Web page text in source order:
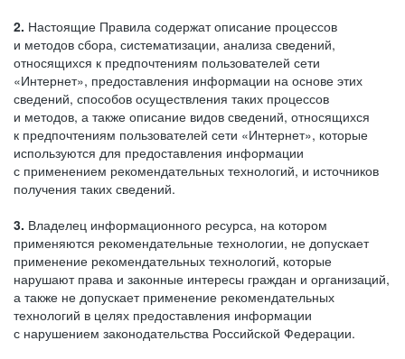
2. Настоящие Правила содержат описание процессов
и методов сбора, систематизации, анализа сведений,
относящихся к предпочтениям пользователей сети
«Интернет», предоставления информации на основе этих
сведений, способов осуществления таких процессов
и методов, а также описание видов сведений, относящихся
к предпочтениям пользователей сети «Интернет», которые
используются для предоставления информации
с применением рекомендательных технологий, и источников
получения таких сведений.
3. Владелец информационного ресурса, на котором
применяются рекомендательные технологии, не допускает
применение рекомендательных технологий, которые
нарушают права и законные интересы граждан и организаций,
а также не допускает применение рекомендательных
технологий в целях предоставления информации
с нарушением законодательства Российской Федерации.